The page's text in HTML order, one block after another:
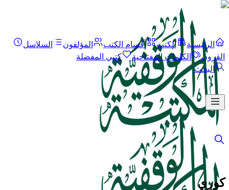
الرئيسية الكتب أقسام الكتب المؤلفون
السلاسل
القرون
الكلمات المفتاحية
كتبي المفضلة
البحث
كوري